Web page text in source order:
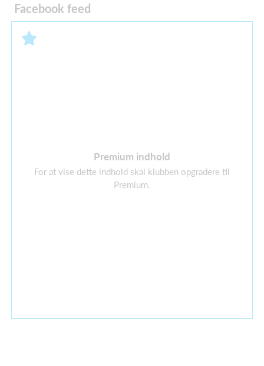
Facebook feed
Premium indhold
For at vise dette indhold skal klubben opgradere til
Premium.